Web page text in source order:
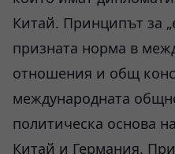
Китай. Принципът за
призната норма в
отношения и общ
международната
политическа основа
Китай и Германия.